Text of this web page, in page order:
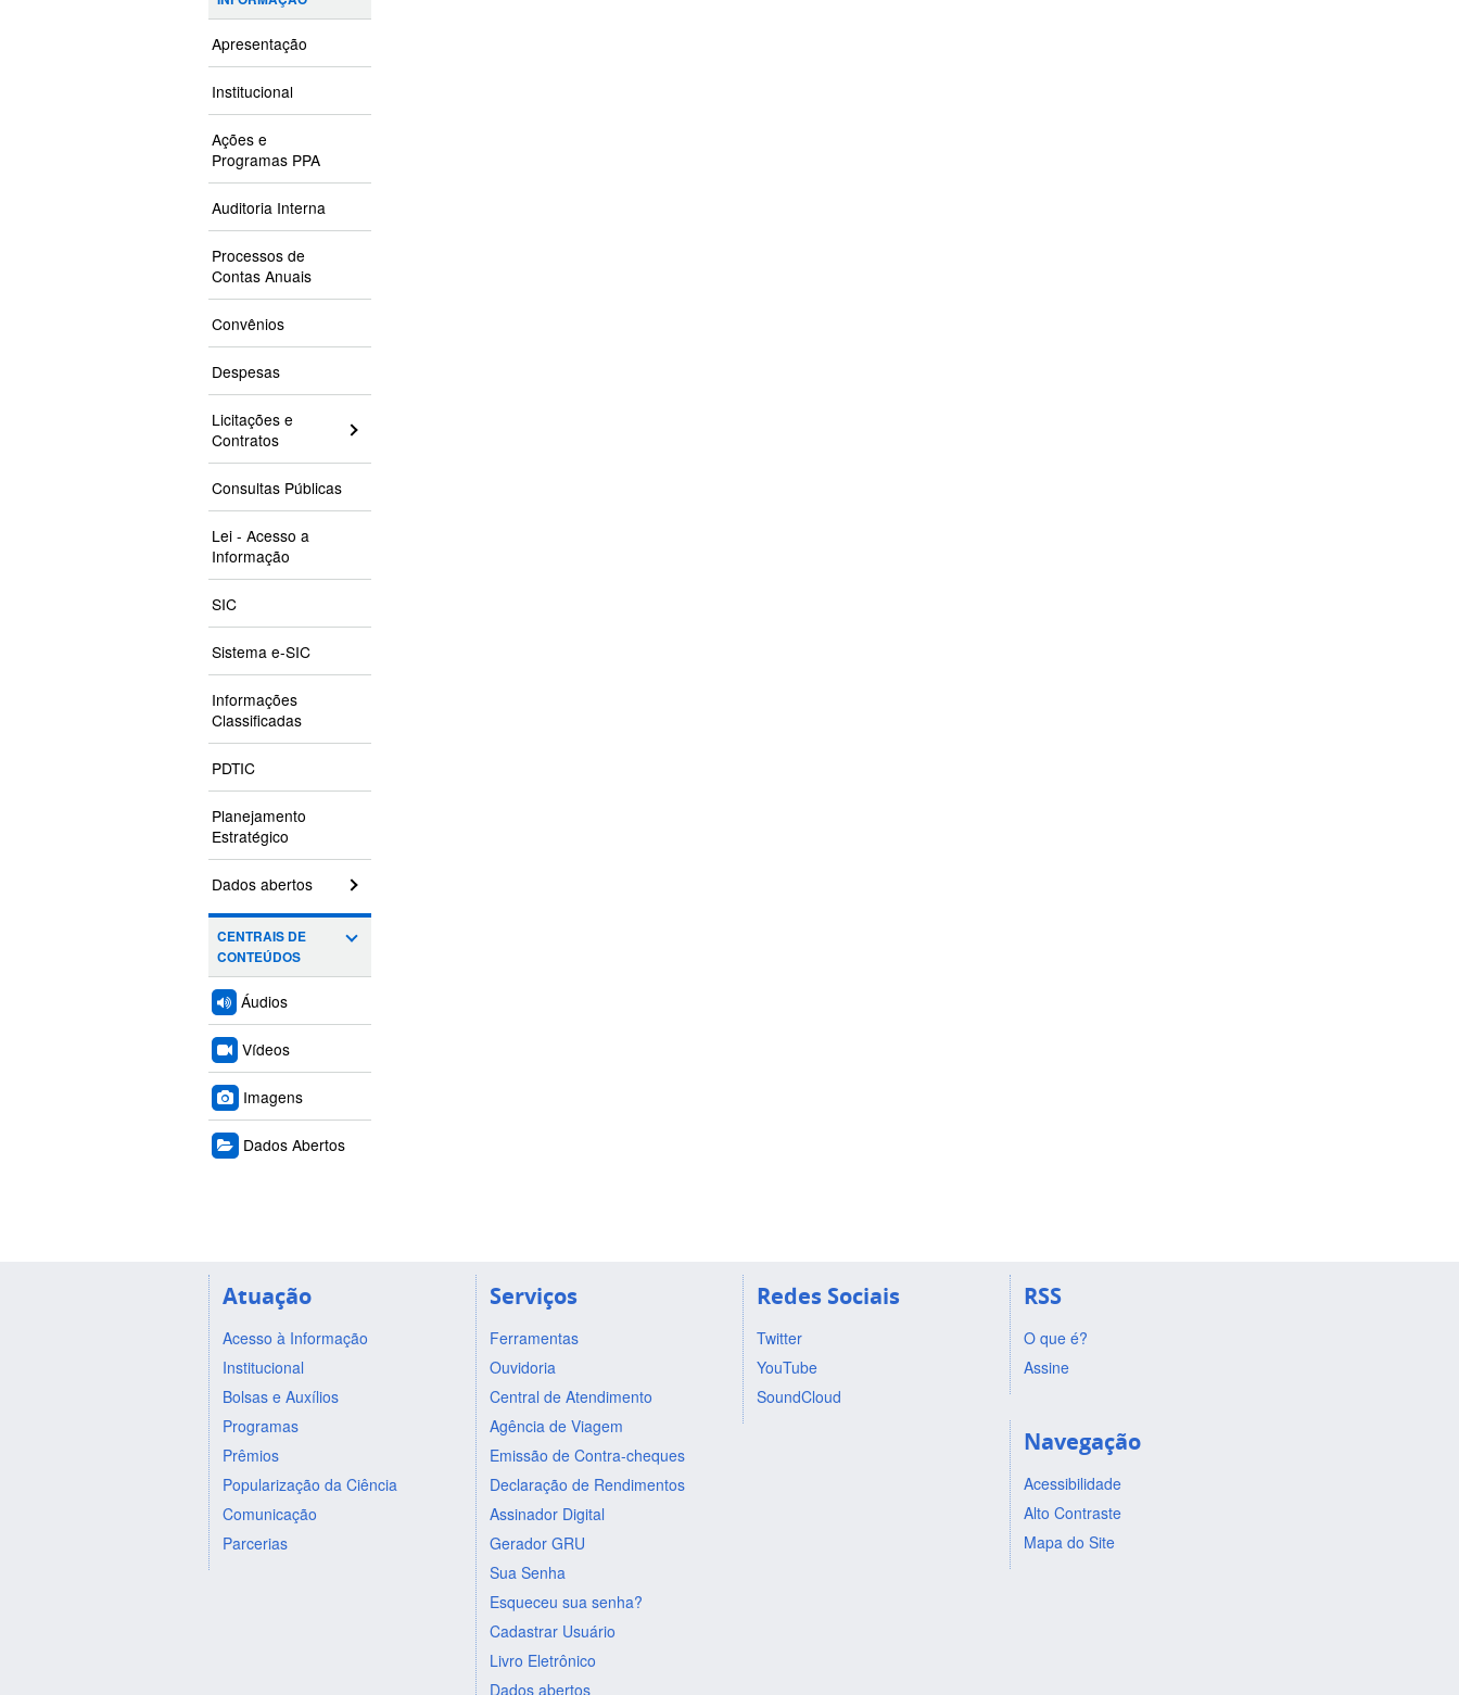
Apresentação
Institucional
Ações e
Programas PPA
Auditoria Interna
Processos de
Contas Anuais
Convênios
Despesas
Licitações e
Contratos
Consultas Públicas
Lei - Acesso a
Informação
SIC
Sistema e-SIC
Informações
Classificadas
PDTIC
Planejamento
Estratégico
Dados abertos
CENTRAIS DE
CONTEÚDOS
Áudios
Vídeos
Imagens
Dados Abertos
Atuação
Acesso à Informação
Institucional
Bolsas e Auxílios
Programas
Prêmios
Popularização da Ciência
Comunicação
Parcerias
Serviços
Ferramentas
Ouvidoria
Central de Atendimento
Agência de Viagem
Emissão de Contra-cheques
Declaração de Rendimentos
Assinador Digital
Gerador GRU
Sua Senha
Esqueceu sua senha?
Cadastrar Usuário
Livro Eletrônico
Dados abertos
Redes Sociais
Twitter
YouTube
SoundCloud
RSS
O que é?
Assine
Navegação
Acessibilidade
Alto Contraste
Mapa do Site